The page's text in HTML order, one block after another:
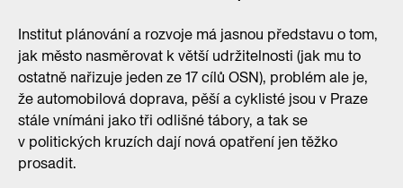
Institut plánování a rozvoje má jasnou představu o tom,
jak město nasměrovat k větší udržitelnosti (jak mu to
ostatně nařizuje jeden ze 17 cílů OSN), problém ale je,
že automobilová doprava, pěší a cyklisté jsou v Praze
stále vnímáni jako tři odlišné tábory, a tak se
v politických kruzích dají nová opatření jen těžko
prosadit.